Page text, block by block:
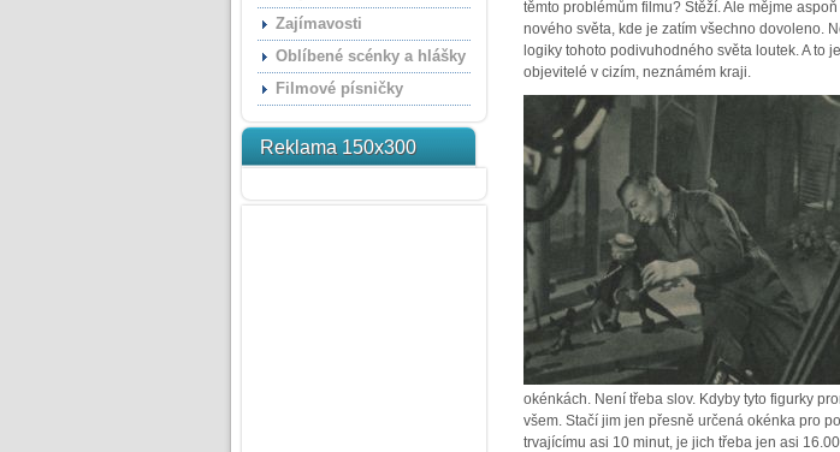
Zajímavosti
Oblíbené scénky a hlášky
Filmové písničky
Reklama 150x300
těmto problémům filmu? Stěží. Ale mějme
nového světa, kde je zatím všechno dovoleno.
logiky tohoto podivuhodného světa loutek. A to
objevitelé v cizím, neznámém kraji.
okénkách. Není třeba slov. Kdyby tyto figurky
všem. Stačí jim jen přesně určená okénka pro
trvajícímu asi 10 minut, je jich třeba jen asi